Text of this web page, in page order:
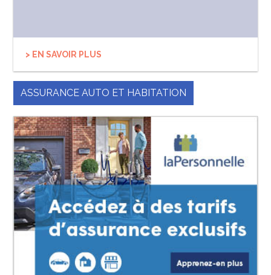
> EN SAVOIR PLUS
ASSURANCE AUTO ET HABITATION